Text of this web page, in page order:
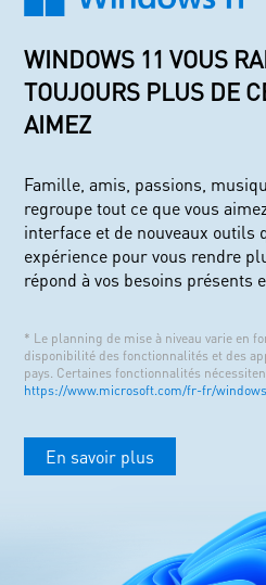
WINDOWS 11 VOUS
TOUJOURS PLUS DE
AIMEZ
Famille, amis, passions,
regroupe tout ce que vous
interface et de nouveaux outils
expérience pour vous rendre
répond à vos besoins présents
* Le planning de mise à niveau varie en
disponibilité des fonctionnalités et des
pays. Certaines fonctionnalités
https://www.microsoft.com/fr-fr/
En savoir plus